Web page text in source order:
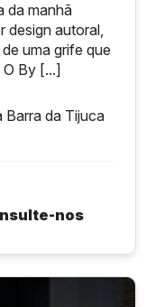
da manhã
design autoral,
uma grife que
By [...]
Barra da Tijuca
nos